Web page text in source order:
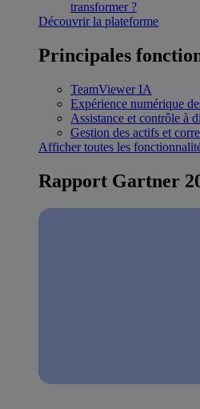
transformer ?
Découvrir la plateforme
Principales
TeamViewer IA
Expérience numérique
Assistance et contrôle à
Gestion des actifs et
Afficher toutes les
Rapport Gartner